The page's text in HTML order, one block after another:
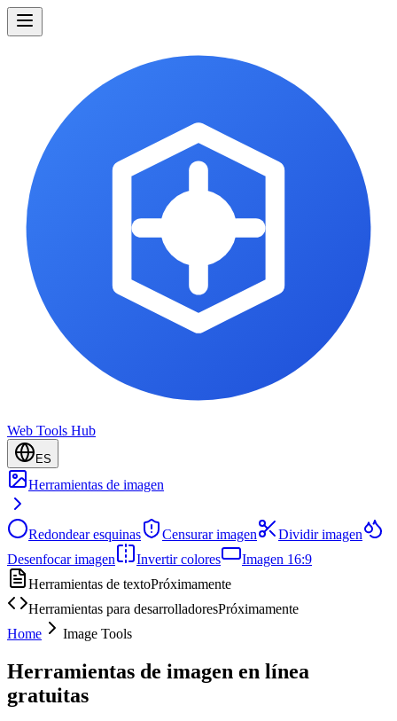
Web Tools Hub
ES
Herramientas de imagen
Redondear esquinas Censurar imagen
Dividir imagen
Desenfocar imagen
Invertir colores
Imagen 16:9
Herramientas de textoPróximamente
Herramientas para desarrolladoresPróximamente
Home
Image Tools
Herramientas de imagen en línea
gratuitas